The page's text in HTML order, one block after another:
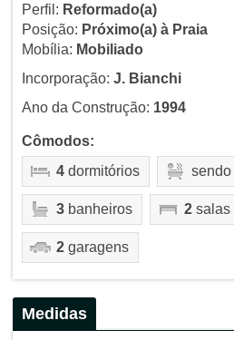
Perfil: Reformado(a)
Posição: Próximo(a) à Praia
Mobília: Mobiliado
Incorporação: J. Bianchi
Ano da Construção: 1994
Cômodos:
4dormitórios sendo
3banheiros 2salas
2garagens
Medidas